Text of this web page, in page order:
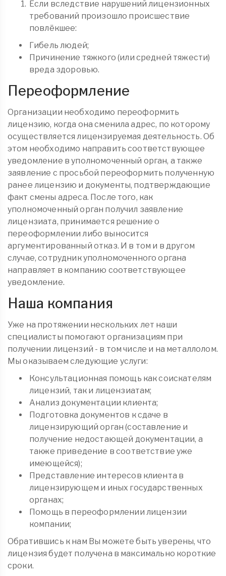
Если вследствие нарушений лицензионных
требований произошло происшествие
повлёкшее:
Гибель людей;
Причинение тяжкого (или средней тяжести)
вреда здоровью.
Переоформление
Организации необходимо переоформить
лицензию, когда она сменила адрес, по которому
осуществляется лицензируемая деятельность. Об
этом необходимо направить соответствующее
уведомление в уполномоченный орган, а также
заявление с просьбой переоформить полученную
ранее лицензию и документы, подтверждающие
факт смены адреса. После того, как
уполномоченный орган получил заявление
лицензиата, принимается решение о
переоформлении либо выносится
аргументированный отказ. И в том и в другом
случае, сотрудник уполномоченного органа
направляет в компанию соответствующее
уведомление.
Наша компания
Уже на протяжении нескольких лет наши
специалисты помогают организациям при
получении лицензий - в том числе и на металлолом.
Мы оказываем следующие услуги:
Консультационная помощь как соискателям
лицензий, так и лицензиатам;
Анализ документации клиента;
Подготовка документов к сдаче в
лицензирующий орган (составление и
получение недостающей документации, а
также приведение в соответствие уже
имеющейся);
Представление интересов клиента в
лицензирующем и иных государственных
органах;
Помощь в переоформлении лицензии
компании;
Обратившись к нам Вы можете быть уверены, что
лицензия будет получена в максимально короткие
сроки.